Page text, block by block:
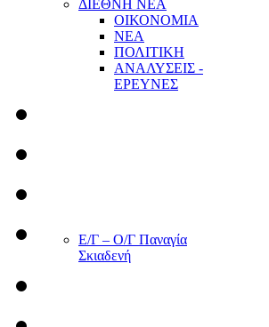
ΔΙΕΘΝΗ ΝΕΑ
ΟΙΚΟΝΟΜΙΑ
ΝΕΑ
ΠΟΛΙΤΙΚΗ
ΑΝΑΛΥΣΕΙΣ -
ΕΡΕΥΝΕΣ
Ε/Γ – Ο/Γ Παναγία
Σκιαδενή